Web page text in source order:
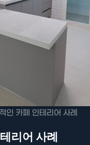
인 카페 인테리어 사례
리어 사례